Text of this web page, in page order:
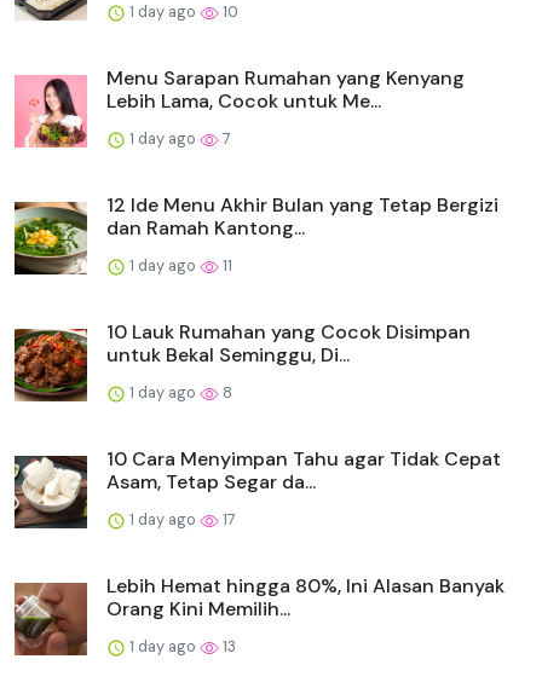
1 day ago 10
Menu Sarapan Rumahan yang Kenyang
Lebih Lama, Cocok untuk Me...
1 day ago 7
12 Ide Menu Akhir Bulan yang Tetap Bergizi
dan Ramah Kantong...
1 day ago 11
10 Lauk Rumahan yang Cocok Disimpan
untuk Bekal Seminggu, Di...
1 day ago 8
10 Cara Menyimpan Tahu agar Tidak Cepat
Asam, Tetap Segar da...
1 day ago 17
Lebih Hemat hingga 80%, Ini Alasan Banyak
Orang Kini Memilih...
1 day ago 13